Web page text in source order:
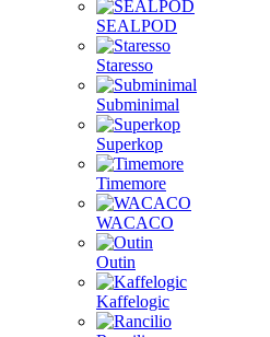
SEALPOD
Staresso
Subminimal
Superkop
Timemore
WACACO
Outin
Kaffelogic